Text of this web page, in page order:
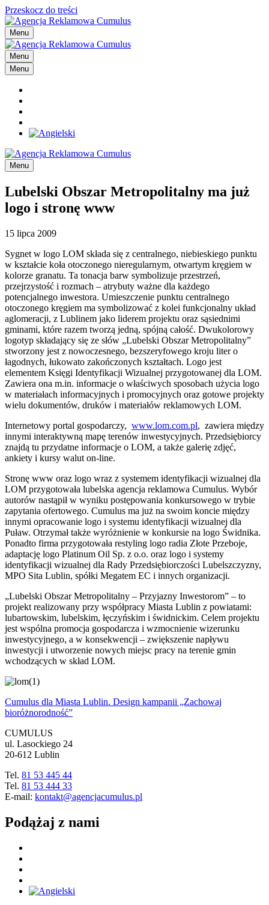
Przeskocz do treści
Menu
Menu
Menu
Menu
Lubelski Obszar Metropolitalny ma już
logo i stronę www
15 lipca 2009
Sygnet w logo LOM składa się z centralnego, niebieskiego punktu
w kształcie koła otoczonego nieregularnym, otwartym kręgiem w
kolorze granatu. Ta tonacja barw symbolizuje przestrzeń,
przejrzystość i rozmach – atrybuty ważne dla każdego
potencjalnego inwestora. Umieszczenie punktu centralnego
otoczonego kręgiem ma symbolizować z kolei funkcjonalny układ
aglomeracji, z Lublinem jako liderem projektu oraz sąsiednimi
gminami, które razem tworzą jedną, spójną całość. Dwukolorowy
logotyp składający się ze słów „Lubelski Obszar Metropolitalny”
stworzony jest z nowoczesnego, bezszeryfowego kroju liter o
łagodnych, łukowato zakończonych kształtach. Logo jest
elementem Księgi Identyfikacji Wizualnej przygotowanej dla LOM.
Zawiera ona m.in. informacje o właściwych sposobach użycia logo
w materiałach informacyjnych i promocyjnych oraz gotowe projekty
wielu dokumentów, druków i materiałów reklamowych LOM.
Internetowy portal gospodarczy, www.lom.com.pl, zawiera między
innymi interaktywną mapę terenów inwestycyjnych. Przedsiębiorcy
znajdą tu przydatne informacje o LOM, a także galerię zdjęć,
ankiety i kursy walut on-line.
Stronę www oraz logo wraz z systemem identyfikacji wizualnej dla
LOM przygotowała lubelska agencja reklamowa Cumulus. Wybór
autorów nastąpił w wyniku postępowania konkursowego w trybie
zapytania ofertowego. Cumulus ma już na swoim koncie między
innymi opracowanie logo i systemu identyfikacji wizualnej dla
Puław. Otrzymał także wyróżnienie w konkursie na logo Świdnika.
Ponadto firma przygotowała restyling logo radia Złote Przeboje,
adaptację logo Platinum Oil Sp. z o.o. oraz logo i systemy
identyfikacji wizualnej dla Rady Przedsiębiorczości Lubelszczyzny,
MPO Sita Lublin, spółki Megatem EC i innych organizacji.
„Lubelski Obszar Metropolitalny – Przyjazny Inwestorom” – to
projekt realizowany przy współpracy Miasta Lublin z powiatami:
lubartowskim, lubelskim, łęczyńskim i świdnickim. Celem projektu
jest wspólna promocja gospodarcza i wzmocnienie wizerunku
inwestycyjnego, a w konsekwencji – zwiększenie napływu
inwestycji i utworzenie nowych miejsc pracy na terenie gmin
wchodzących w skład LOM.
Cumulus dla Miasta Lublin. Design kampanii „Zachowaj
bioróżnorodność”
CUMULUS
ul. Lasockiego 24
20-612 Lublin
Tel. 81 53 445 44
Tel. 81 53 444 33
E-mail: kontakt@agencjacumulus.pl
Podążaj z nami